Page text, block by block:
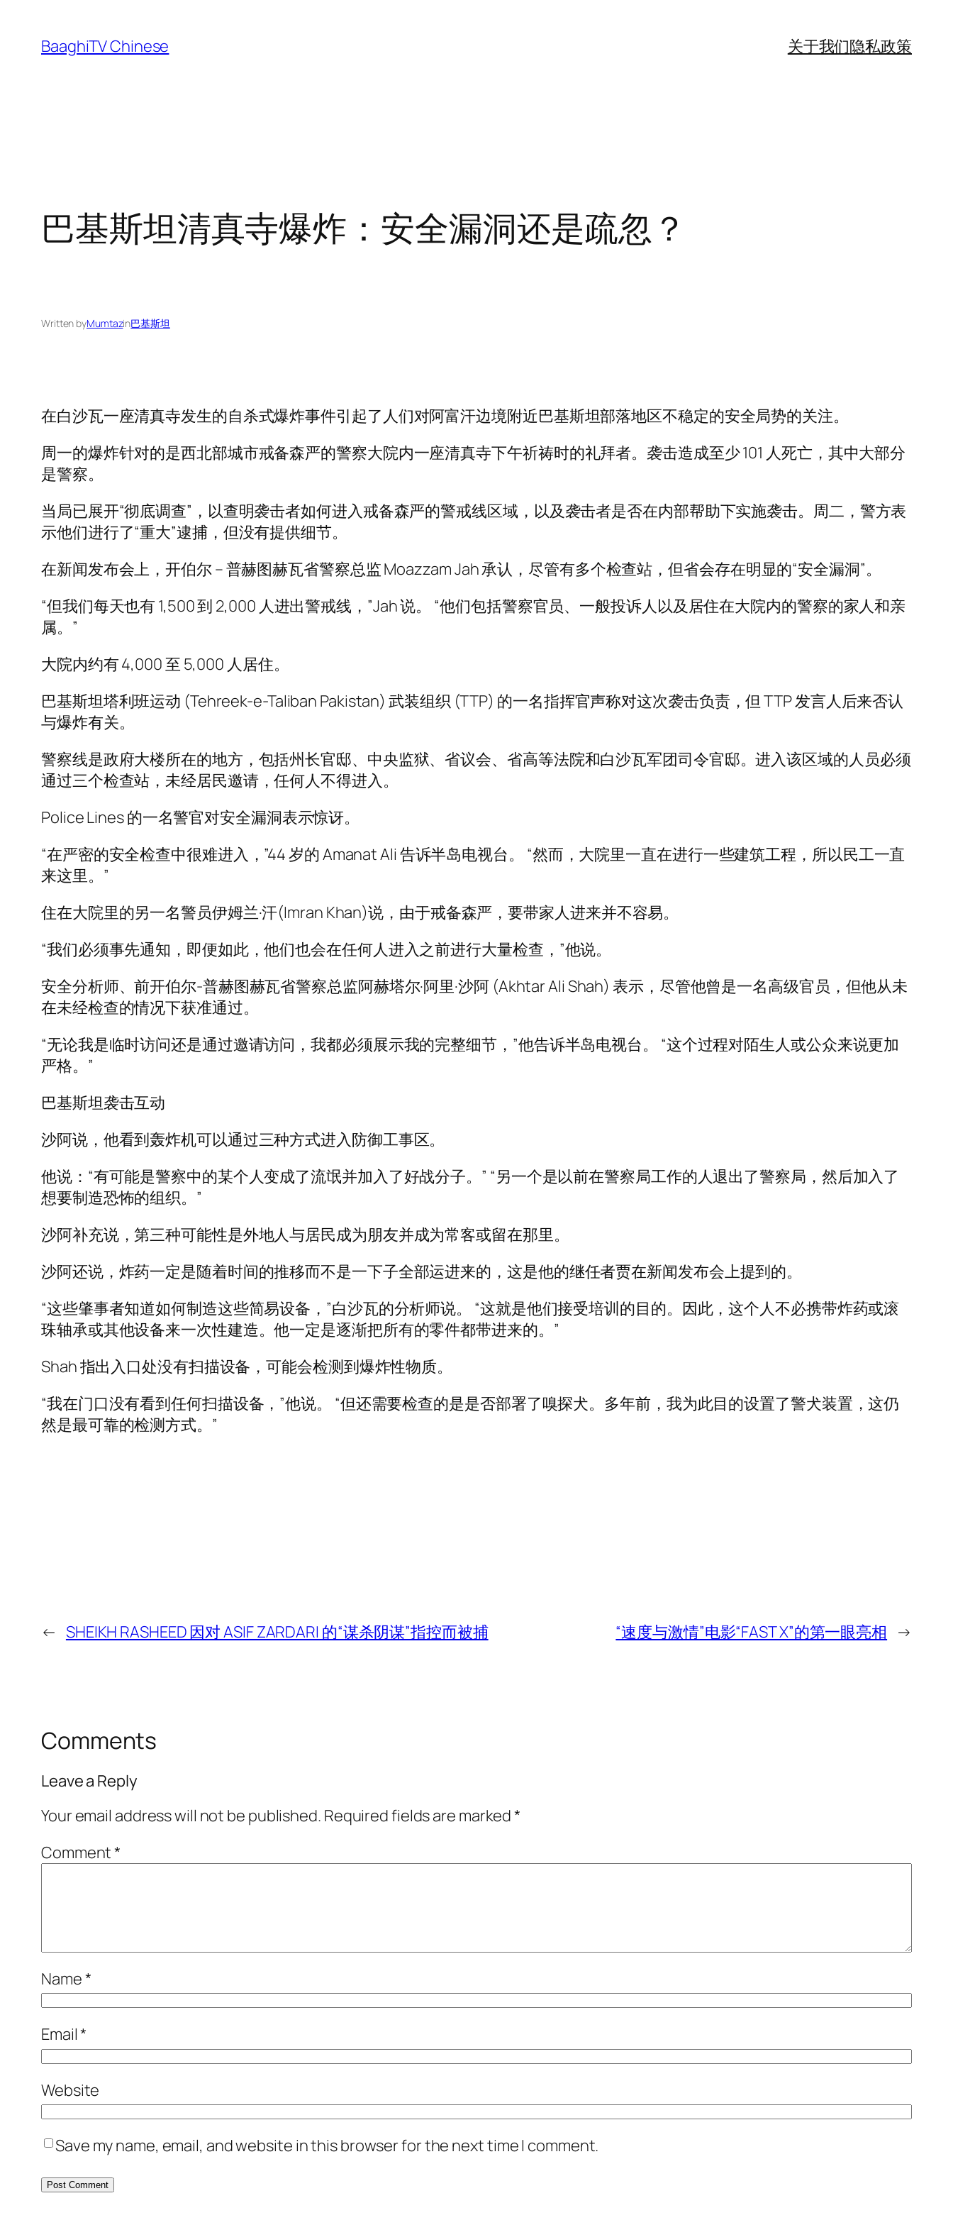
content
BaaghiTV Chinese 关于我们隐私政策
巴基斯坦清真寺爆炸：安全漏洞还是疏忽？
Written byMumtazin巴基斯坦
在白沙瓦一座清真寺发生的自杀式爆炸事件引起了人们对阿富汗边境附近巴基斯坦部落地区不稳定的安全局势的关注。
周一的爆炸针对的是西北部城市戒备森严的警察大院内一座清真寺下午祈祷时的礼拜者。袭击造成至少 101 人死亡，其中大部分
是警察。
当局已展开“彻底调查”，以查明袭击者如何进入戒备森严的警戒线区域，以及袭击者是否在内部帮助下实施袭击。周二，警方表
示他们进行了“重大”逮捕，但没有提供细节。
在新闻发布会上，开伯尔 – 普赫图赫瓦省警察总监 Moazzam Jah 承认，尽管有多个检查站，但省会存在明显的“安全漏洞”。
“但我们每天也有 1,500 到 2,000 人进出警戒线，”Jah 说。 “他们包括警察官员、一般投诉人以及居住在大院内的警察的家人和亲
属。”
大院内约有 4,000 至 5,000 人居住。
巴基斯坦塔利班运动 (Tehreek-e-Taliban Pakistan) 武装组织 (TTP) 的一名指挥官声称对这次袭击负责，但 TTP 发言人后来否认
与爆炸有关。
警察线是政府大楼所在的地方，包括州长官邸、中央监狱、省议会、省高等法院和白沙瓦军团司令官邸。进入该区域的人员必须
通过三个检查站，未经居民邀请，任何人不得进入。
Police Lines 的一名警官对安全漏洞表示惊讶。
“在严密的安全检查中很难进入，”44 岁的 Amanat Ali 告诉半岛电视台。 “然而，大院里一直在进行一些建筑工程，所以民工一直
来这里。”
住在大院里的另一名警员伊姆兰·汗(Imran Khan)说，由于戒备森严，要带家人进来并不容易。
“我们必须事先通知，即便如此，他们也会在任何人进入之前进行大量检查，”他说。
安全分析师、前开伯尔-普赫图赫瓦省警察总监阿赫塔尔·阿里·沙阿 (Akhtar Ali Shah) 表示，尽管他曾是一名高级官员，但他从未
在未经检查的情况下获准通过。
“无论我是临时访问还是通过邀请访问，我都必须展示我的完整细节，”他告诉半岛电视台。 “这个过程对陌生人或公众来说更加
严格。”
巴基斯坦袭击互动
沙阿说，他看到轰炸机可以通过三种方式进入防御工事区。
他说：“有可能是警察中的某个人变成了流氓并加入了好战分子。” “另一个是以前在警察局工作的人退出了警察局，然后加入了
想要制造恐怖的组织。”
沙阿补充说，第三种可能性是外地人与居民成为朋友并成为常客或留在那里。
沙阿还说，炸药一定是随着时间的推移而不是一下子全部运进来的，这是他的继任者贾在新闻发布会上提到的。
“这些肇事者知道如何制造这些简易设备，”白沙瓦的分析师说。 “这就是他们接受培训的目的。因此，这个人不必携带炸药或滚
珠轴承或其他设备来一次性建造。他一定是逐渐把所有的零件都带进来的。”
Shah 指出入口处没有扫描设备，可能会检测到爆炸性物质。
“我在门口没有看到任何扫描设备，”他说。 “但还需要检查的是是否部署了嗅探犬。多年前，我为此目的设置了警犬装置，这仍
然是最可靠的检测方式。”
← SHEIKH RASHEED 因对 ASIF ZARDARI 的“谋杀阴谋”指控而被捕 “速度与激情”电影“FAST X”的第一眼亮相 →
Comments
Leave a Reply
Your email address will not be published. Required fields are marked*
Comment*
Name*
Email*
Website
Save my name, email, and website in this browser for the next time I comment.